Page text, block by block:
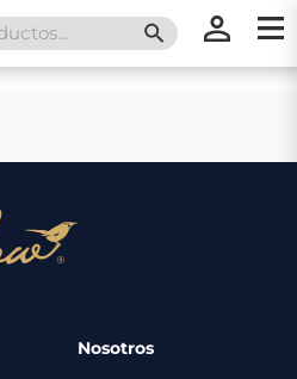
SEARCH
Nosotros